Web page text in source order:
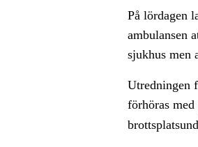
På lördagen
ambulansen
sjukhus men
Utredningen
förhöras med